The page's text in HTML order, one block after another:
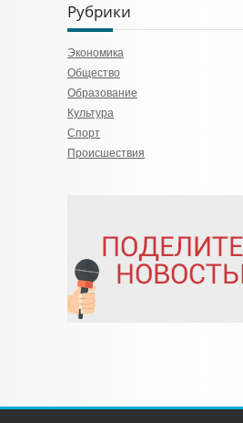
Рубрики
Экономика
Общество
Образование
Культура
Спорт
Происшествия